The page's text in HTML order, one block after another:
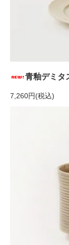
青釉デミタ
7,260円(税込)